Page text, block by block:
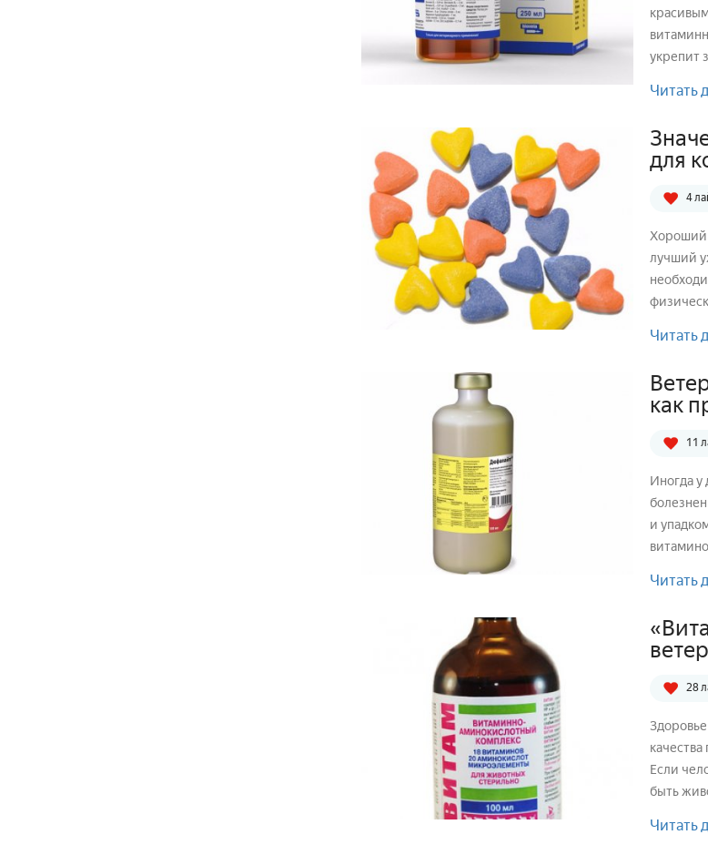
укрепит
Читать
для
4
Хороший
лучший
Читать
как
11
Иногда
и
Читать
28
Если
быть
Читать